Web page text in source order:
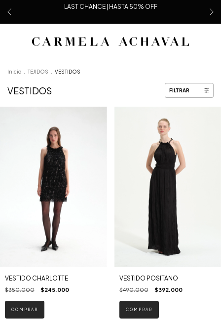
LAST CHANCE | HASTA 50% OFF
Inicio TEJIDOS VESTIDOS
VESTIDOS FILTRAR
VESTIDO CHARLOTTE
$350.000 $245.000
COMPRAR
VESTIDO POSITANO
$490.000 $392.000
COMPRAR